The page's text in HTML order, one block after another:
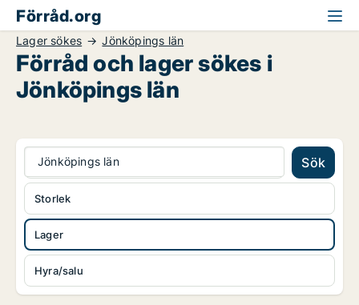
Förråd.org
Lager sökes Jönköpings län
Förråd och lager sökes i
Jönköpings län
Jönköpings län Sök
Lager
Hyra/salu
Storlek